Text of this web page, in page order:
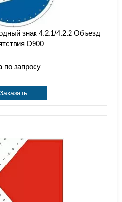
знак 4.2.1/4.2.2 Объезд
D900
по запросу
Заказать